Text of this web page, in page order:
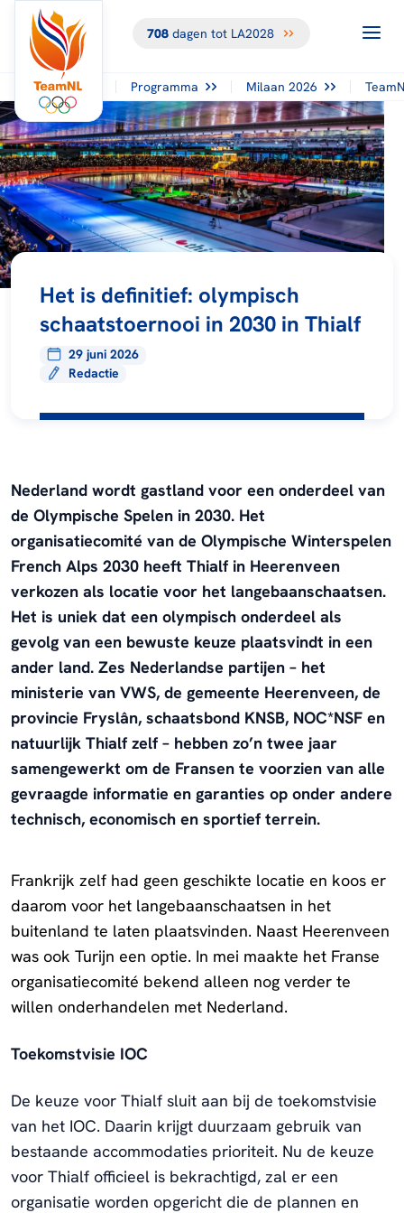
708dagen tot LA2028
Programma Milaan 2026
Het is definitief: olympisch
schaatstoernooi in 2030 in Thialf
29 juni 2026
Redactie
Nederland wordt gastland voor een onderdeel van
de Olympische Spelen in 2030. Het
organisatiecomité van de Olympische Winterspelen
French Alps 2030 heeft Thialf in Heerenveen
verkozen als locatie voor het langebaanschaatsen.
Het is uniek dat een olympisch onderdeel als
gevolg van een bewuste keuze plaatsvindt in een
ander land. Zes Nederlandse partijen – het
ministerie van VWS, de gemeente Heerenveen, de
provincie Fryslân, schaatsbond KNSB, NOC*NSF en
natuurlijk Thialf zelf – hebben zo’n twee jaar
samengewerkt om de Fransen te voorzien van alle
gevraagde informatie en garanties op onder andere
technisch, economisch en sportief terrein.
Frankrijk zelf had geen geschikte locatie en koos er
daarom voor het langebaanschaatsen in het
buitenland te laten plaatsvinden. Naast Heerenveen
was ook Turijn een optie. In mei maakte het Franse
organisatiecomité bekend alleen nog verder te
willen onderhandelen met Nederland.
Toekomstvisie IOC
De keuze voor Thialf sluit aan bij de toekomstvisie
van het IOC. Daarin krijgt duurzaam gebruik van
bestaande accommodaties prioriteit. Nu de keuze
voor Thialf officieel is bekrachtigd, zal er een
organisatie worden opgericht die de plannen en